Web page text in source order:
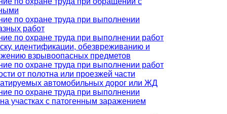
по охране труда при выполнении
работ
по охране труда при выполнении работ
идентификации, обезвреживанию и
взрывоопасных предметов
по охране труда при выполнении работ
от полотна или проезжей части
автомобильных дорог или ЖД
по охране труда при выполнении
участках с патогенным заражением